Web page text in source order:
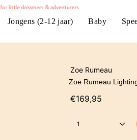
Jongens (2-12 jaar) Baby
Zoe Rumeau
Zoe Rumeau
€169,95
1